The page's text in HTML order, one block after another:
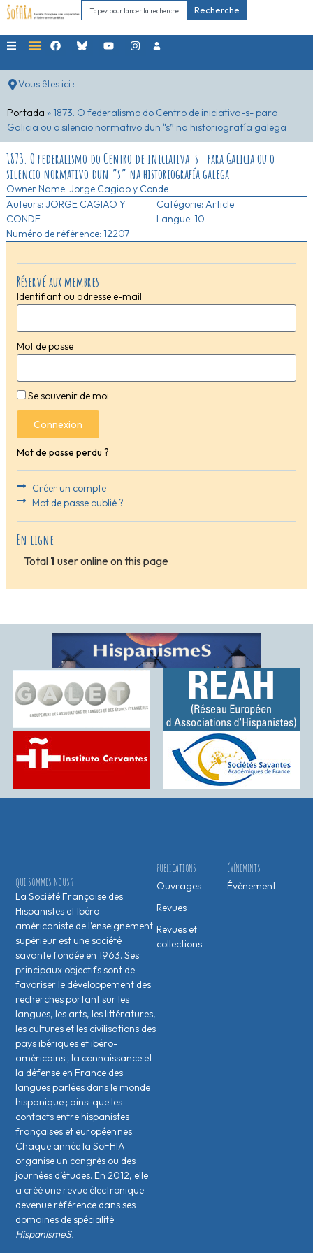
Recherche
Vous êtes ici :
Portada » 1873. O federalismo do Centro de iniciativa-s- para
Galicia ou o silencio normativo dun “s” na historiografía galega
Réservé aux membres
Identifiant ou adresse e-mail
Mot de passe
Se souvenir de moi
Connexion
Mot de passe perdu ?
Créer un compte
Mot de passe oublié ?
En ligne
Total 1 user online on this page
1873. O federalismo do Centro de iniciativa-s- para Galicia ou o
silencio normativo dun “s” na historiografía galega
Owner Name: Jorge Cagiao y Conde
Auteurs: JORGE CAGIAO Y
CONDE
Numéro de référence: 12207
Catégorie: Article
Langue: 10
ÉVÉNEMENTS
Évènement
PUBLICATIONS
Ouvrages
Revues
Revues et
collections
QUI SOMMES-NOUS ?
La Société Française des
Hispanistes et Ibéro-
américaniste de l’enseignement
supérieur est une société
savante fondée en 1963. Ses
principaux objectifs sont de
favoriser le développement des
recherches portant sur les
langues, les arts, les littératures,
les cultures et les civilisations des
pays ibériques et ibéro-
américains ; la connaissance et
la défense en France des
langues parlées dans le monde
hispanique ; ainsi que les
contacts entre hispanistes
français·es et européen·nes.
Chaque année la SoFHIA
organise un congrès ou des
journées d’études. En 2012, elle
a créé une revue électronique
devenue référence dans ses
domaines de spécialité :
HispanismeS.